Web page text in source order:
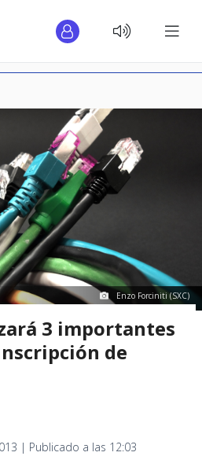
Enzo Forciniti (SXC)
3 importantes
de
| Publicado a las 12:03